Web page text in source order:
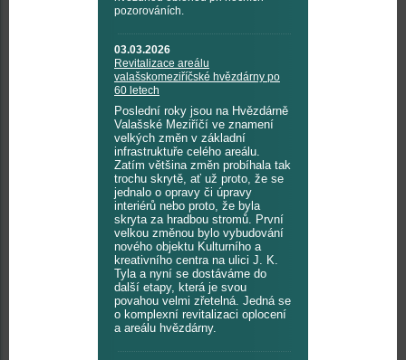
pozorováních.
03.03.2026
Revitalizace areálu
valašskomeziříčské hvězdárny po
60 letech
Poslední roky jsou na Hvězdárně
Valašské Meziříčí ve znamení
velkých změn v základní
infrastruktuře celého areálu.
Zatím většina změn probíhala tak
trochu skrytě, ať už proto, že se
jednalo o opravy či úpravy
interiérů nebo proto, že byla
skryta za hradbou stromů. První
velkou změnou bylo vybudování
nového objektu Kulturního a
kreativního centra na ulici J. K.
Tyla a nyní se dostáváme do
další etapy, která je svou
povahou velmi zřetelná. Jedná se
o komplexní revitalizaci oplocení
a areálu hvězdárny.